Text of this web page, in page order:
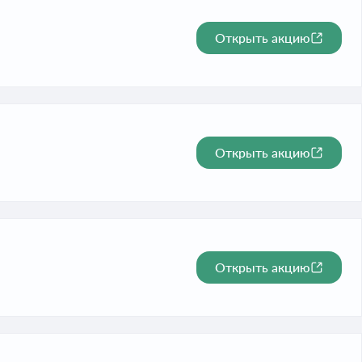
Открыть акцию
Открыть акцию
Открыть акцию